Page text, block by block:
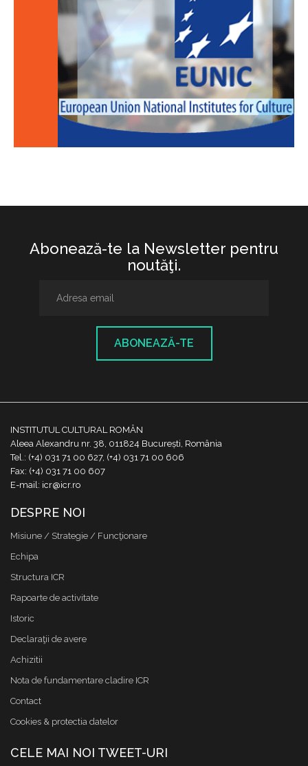
Abonează-te la Newsletter pentru
noutăţi.
ABONEAZĂ-TE
INSTITUTUL CULTURAL ROMÂN
Aleea Alexandru nr. 38, 011824 București, România
Tel.: (+4) 031 71 00 627, (+4) 031 71 00 606
Fax: (+4) 031 71 00 607
E-mail: icr@icr.ro
DESPRE NOI
Misiune / Strategie / Funcţionare
Echipa
Structura ICR
Rapoarte de activitate
Istoric
Declaraţii de avere
Achizitii
Nota de fundamentare cladire ICR
Contact
Cookies & protectia datelor
CELE MAI NOI TWEET-URI